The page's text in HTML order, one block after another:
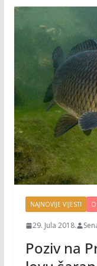
NAJNOVIJE VIJESTI
29. Jula 2018.
Poziv na